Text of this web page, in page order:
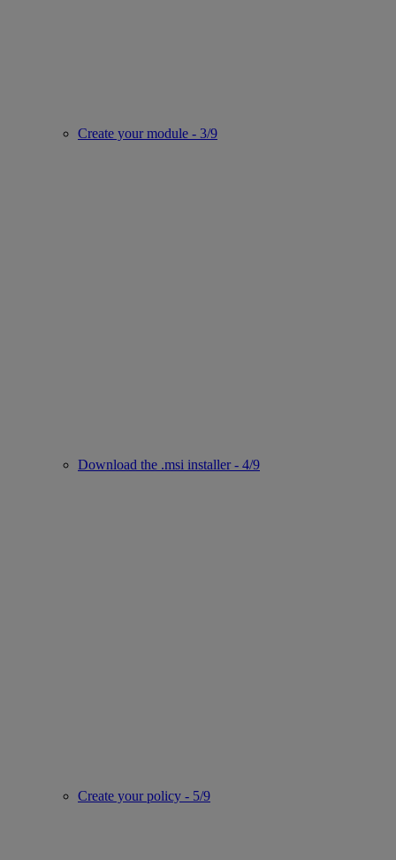
Create your module - 3/9
Download the .msi installer - 4/9
Create your policy - 5/9